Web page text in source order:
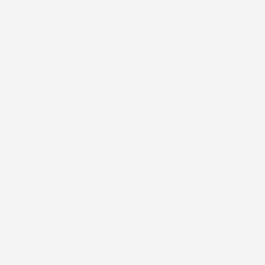
d’aquesta frase Aida Sánchez de Serdio és
docents. Això va ser abans de que s’aprovés la que
de la religió com a matèria computable, relega les
descalifica totes aquelles àrees de
en el marc d’unes retallades criminals en
propis docents i alumnes en un estat relativament
de no només els seus llocs de treball, sinó
genera més deseperança que no esperança.
sota l’ombra de la LOGSE i el Pla Bolonya
governs a llimar-ne qualsevol espurna de
de marejar-nos força. Precisament fa uns dies
it again, Sam”, de la quantitat de girs que s’han
estudis culturals i visuals o les ciències socials
es van voler apuntar al carro i s’hi van abonar a